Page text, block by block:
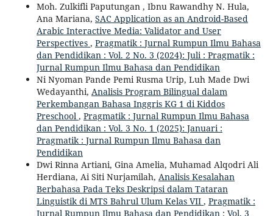
Moh. Zulkifli Paputungan , Ibnu Rawandhy N. Hula,
Ana Mariana, SAC Application as an Android-Based
Arabic Interactive Media: Validator and User
Perspectives , Pragmatik : Jurnal Rumpun Ilmu Bahasa
dan Pendidikan : Vol. 2 No. 3 (2024): Juli : Pragmatik :
Jurnal Rumpun Ilmu Bahasa dan Pendidikan
Ni Nyoman Pande Pemi Rusma Urip, Luh Made Dwi
Wedayanthi, Analisis Program Bilingual dalam
Perkembangan Bahasa Inggris KG 1 di Kiddos
Preschool , Pragmatik : Jurnal Rumpun Ilmu Bahasa
dan Pendidikan : Vol. 3 No. 1 (2025): Januari :
Pragmatik : Jurnal Rumpun Ilmu Bahasa dan
Pendidikan
Dwi Rinna Artiani, Gina Amelia, Muhamad Alqodri Ali
Herdiana, Ai Siti Nurjamilah, Analisis Kesalahan
Berbahasa Pada Teks Deskripsi dalam Tataran
Linguistik di MTS Bahrul Ulum Kelas VII , Pragmatik :
Jurnal Rumpun Ilmu Bahasa dan Pendidikan : Vol. 3